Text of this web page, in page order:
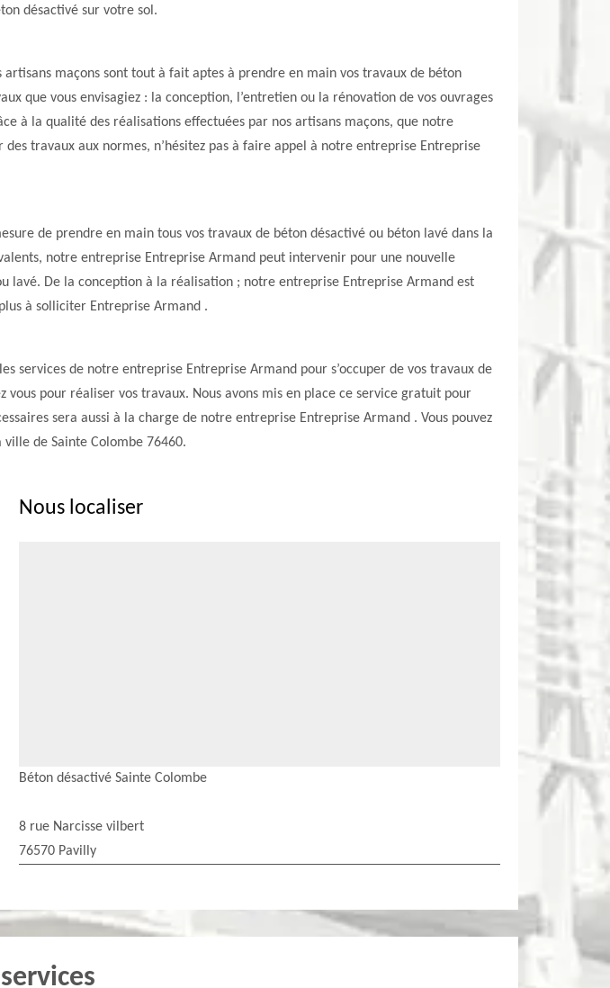
désactivé sur votre sol.
maçons sont tout à fait aptes à prendre en main vos travaux de béton
que vous envisagiez : la conception, l’entretien ou la rénovation de vos ouvrages
à la qualité des réalisations effectuées par nos artisans maçons, que notre
travaux aux normes, n’hésitez pas à faire appel à notre entreprise Entreprise
de prendre en main tous vos travaux de béton désactivé ou béton lavé dans la
notre entreprise Entreprise Armand peut intervenir pour une nouvelle
lavé. De la conception à la réalisation ; notre entreprise Entreprise Armand est
à solliciter Entreprise Armand .
services de notre entreprise Entreprise Armand pour s’occuper de vos travaux de
pour réaliser vos travaux. Nous avons mis en place ce service gratuit pour
sera aussi à la charge de notre entreprise Entreprise Armand . Vous pouvez
de Sainte Colombe 76460.
Nous localiser
Béton désactivé Sainte Colombe
8 rue Narcisse vilbert
76570 Pavilly